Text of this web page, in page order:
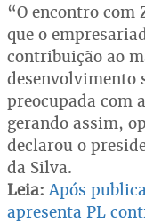
“O encontro com
que o
contribuição ao
desenvolvimento
preocupada com
gerando assim,
declarou o
da Silva.
Leia:Após
apresenta PL